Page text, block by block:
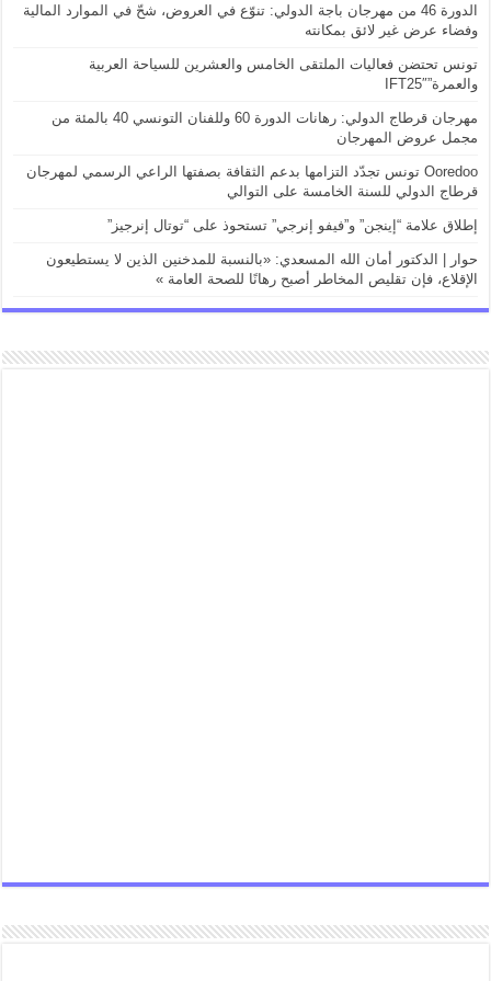
الدورة 46 من مهرجان باجة الدولي: تنوّع في العروض، شحّ في الموارد المالية
وفضاء عرض غير لائق بمكانته
تونس تحتضن فعاليات الملتقى الخامس والعشرين للسياحة العربية
والعمرة”IFT25″
مهرجان قرطاج الدولي: رهانات الدورة 60 وللفنان التونسي 40 بالمئة من
مجمل عروض المهرجان
Ooredoo تونس تجدّد التزامها بدعم الثقافة بصفتها الراعي الرسمي لمهرجان
قرطاج الدولي للسنة الخامسة على التوالي
إطلاق علامة “إينجن” و”فيفو إنرجي” تستحوذ على “توتال إنرجيز”
حوار | الدكتور أمان الله المسعدي: «بالنسبة للمدخنين الذين لا يستطيعون
الإقلاع، فإن تقليص المخاطر أصبح رهانًا للصحة العامة »